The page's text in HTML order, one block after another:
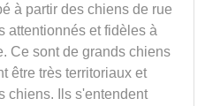
à partir des chiens de rue
attentionnés et fidèles à
Ce sont de grands chiens
être très territoriaux et
chiens. Ils s'entendent